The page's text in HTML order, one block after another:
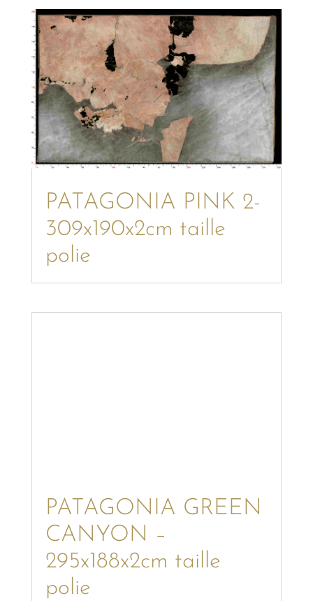
PATAGONIA PINK 2-
309x190x2cm taille
polie
PATAGONIA GREEN
CANYON –
295x188x2cm taille
polie